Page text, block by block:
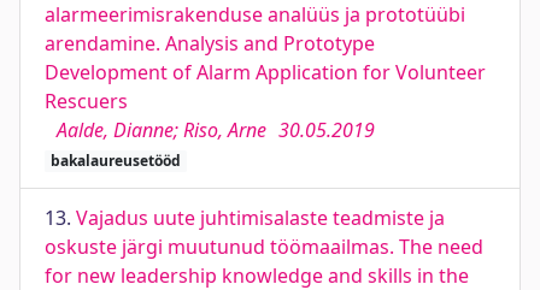
alarmeerimisrakenduse analüüs ja prototüübi
arendamine. Analysis and Prototype
Development of Alarm Application for Volunteer
Rescuers
Aalde, Dianne; Riso, Arne 30.05.2019
bakalaureusetööd
13. Vajadus uute juhtimisalaste teadmiste ja
oskuste järgi muutunud töömaailmas. The need
for new leadership knowledge and skills in the